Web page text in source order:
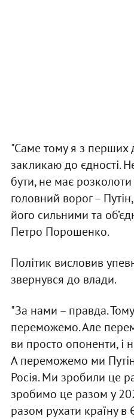
"Саме тому я з перших
закликаю до єдності.
бути, не має
головний ворог –
його сильними та
Петро Порошенко.
Політик висловив
звернувся до влади.
"За нами – правда.
переможемо. Але
ви просто опоненти, і
А переможемо ми
Росія. Ми зробили це
зробимо це разом у
разом рухати країну в